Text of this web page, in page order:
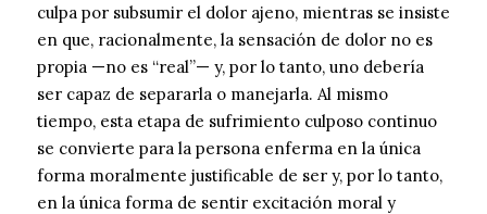
culpa por subsumir el dolor ajeno, mientras se insiste
en que, racionalmente, la sensación de dolor no es
propia —no es “real”— y, por lo tanto, uno debería
ser capaz de separarla o manejarla. Al mismo
tiempo, esta etapa de sufrimiento culposo continuo
se convierte para la persona enferma en la única
forma moralmente justificable de ser y, por lo tanto,
en la única forma de sentir excitación moral y